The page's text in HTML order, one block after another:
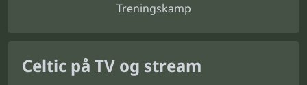
Treningskamp
Celtic på TV og stream